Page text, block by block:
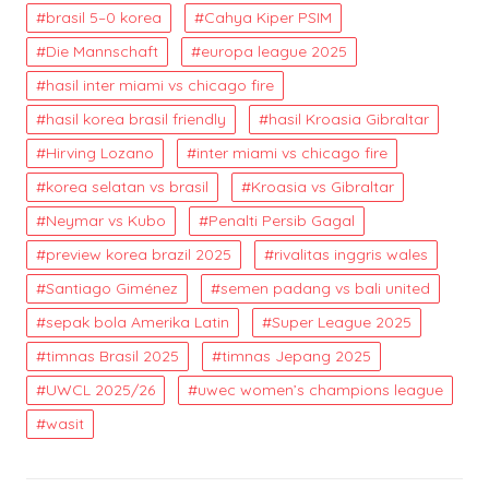
brasil 5–0 korea
Cahya Kiper PSIM
Die Mannschaft
europa league 2025
hasil inter miami vs chicago fire
hasil korea brasil friendly
hasil Kroasia Gibraltar
Hirving Lozano
inter miami vs chicago fire
korea selatan vs brasil
Kroasia vs Gibraltar
Neymar vs Kubo
Penalti Persib Gagal
preview korea brazil 2025
rivalitas inggris wales
Santiago Giménez
semen padang vs bali united
sepak bola Amerika Latin
Super League 2025
timnas Brasil 2025
timnas Jepang 2025
UWCL 2025/26
uwec women’s champions league
wasit